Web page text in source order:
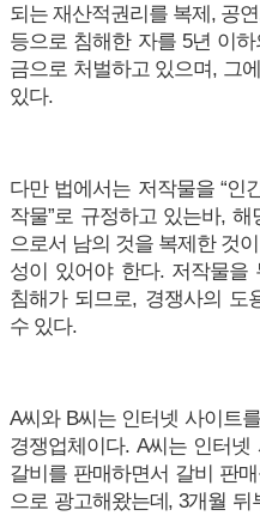
되는 재산적권리를 복제, 공
등으로 침해한 자를 5년 이
금으로 처벌하고 있으며, 그
있다.
다만 법에서는 저작물을 “인
작물”로 규정하고 있는바,
으로서 남의 것을 복제한 것
성이 있어야 한다. 저작물을
침해가 되므로, 경쟁사의 도
수 있다.
A씨와 B씨는 인터넷 사이트
경쟁업체이다. A씨는 인터넷
갈비를 판매하면서 갈비 판
으로 광고해왔는데, 3개월